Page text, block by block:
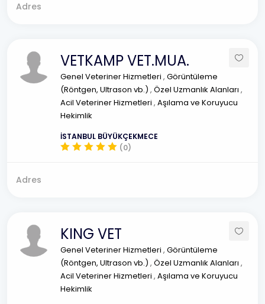
Adres
VETKAMP VET.MUA.
Genel Veteriner Hizmetleri , Görüntüleme
(Röntgen, Ultrason vb.) , Özel Uzmanlık Alanları ,
Acil Veteriner Hizmetleri , Aşılama ve Koruyucu
Hekimlik
İSTANBUL BÜYÜKÇEKMECE
(0)
Adres
KING VET
Genel Veteriner Hizmetleri , Görüntüleme
(Röntgen, Ultrason vb.) , Özel Uzmanlık Alanları ,
Acil Veteriner Hizmetleri , Aşılama ve Koruyucu
Hekimlik